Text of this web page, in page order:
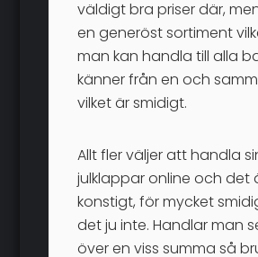
väldigt bra priser där,
en generöst sortiment
man kan handla till alla
känner från en och
vilket är smidigt.
Allt fler väljer att handla
julklappar online och det
konstigt, för mycket
det ju inte. Handlar man
över en viss summa så